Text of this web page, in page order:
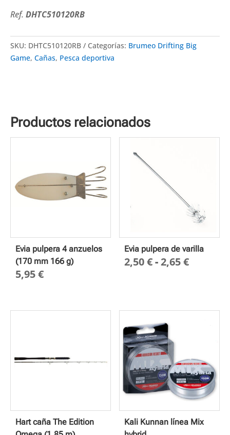
Ref. DHTC510120RB
SKU: DHTC510120RB Categorías: Brumeo Drifting Big
Game, Cañas, Pesca deportiva
Productos relacionados
Evia pulpera 4 anzuelos
(170 mm 166 g)
5,95€
Evia pulpera de varilla
2,50€-2,65€Rango
2,50 €
Hart caña The Edition
Kali Kunnan línea Mix